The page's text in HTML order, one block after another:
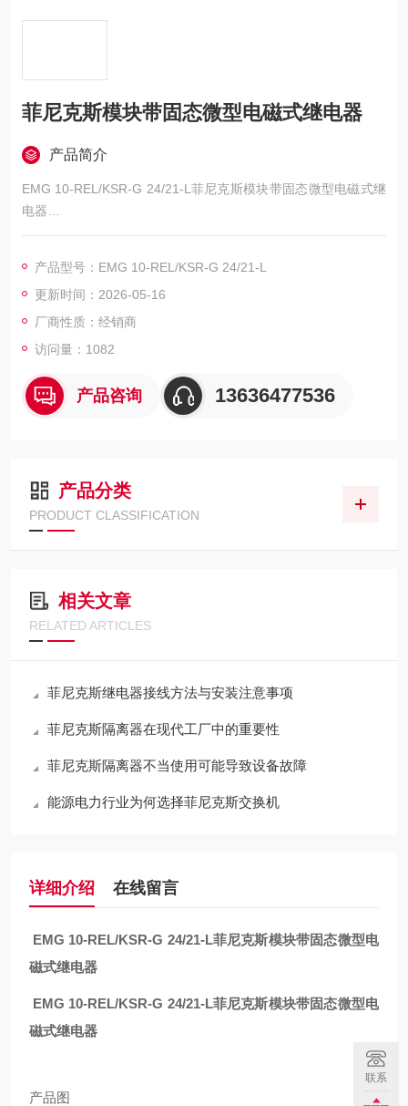
菲尼克斯模块带固态微型电磁式继电器
产品简介
EMG 10-REL/KSR-G 24/21-L菲尼克斯模块带固态微型电磁式继
电器
继电器模块，带固态微型电磁式继电器，触点（AgNi）： 中型到
产品型号：EMG 10-REL/KSR-G 24/21-L
更新时间：2026-05-16
厂商性质：经销商
访问量：1082
产品咨询 13636477536
产品分类
PRODUCT CLASSIFICATION
相关文章
RELATED ARTICLES
菲尼克斯继电器接线方法与安装注意事项
菲尼克斯隔离器在现代工厂中的重要性
菲尼克斯隔离器不当使用可能导致设备故障
能源电力行业为何选择菲尼克斯交换机
详细介绍 在线留言
EMG 10-REL/KSR-G 24/21-L菲尼克斯模块带固态微型电
磁式继电器
EMG 10-REL/KSR-G 24/21-L菲尼克斯模块带固态微型电
磁式继电器
产品图
联系